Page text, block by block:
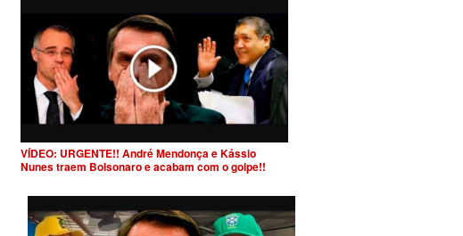
VÍDEO: URGENTE!! André Mendonça e Kássio
Nunes traem Bolsonaro e acabam com o golpe!!